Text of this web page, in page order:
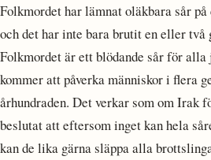
Folkmordet har lämnat oläkbara sår
och det har inte bara brutit en eller två
Folkmordet är ett blödande sår för alla
kommer att påverka människor i flera
århundraden. Det verkar som om Irak
beslutat att eftersom inget kan hela
kan de lika gärna släppa alla